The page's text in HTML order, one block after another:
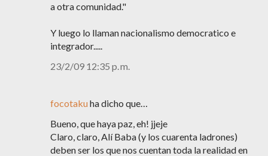
a otra comunidad."
Y luego lo llaman nacionalismo democratico e
integrador.....
23/2/09 12:35 p. m.
focotakuha dicho que…
Bueno, que haya paz, eh! jjeje
Claro, claro, Alí Baba (y los cuarenta ladrones)
deben ser los que nos cuentan toda la realidad en